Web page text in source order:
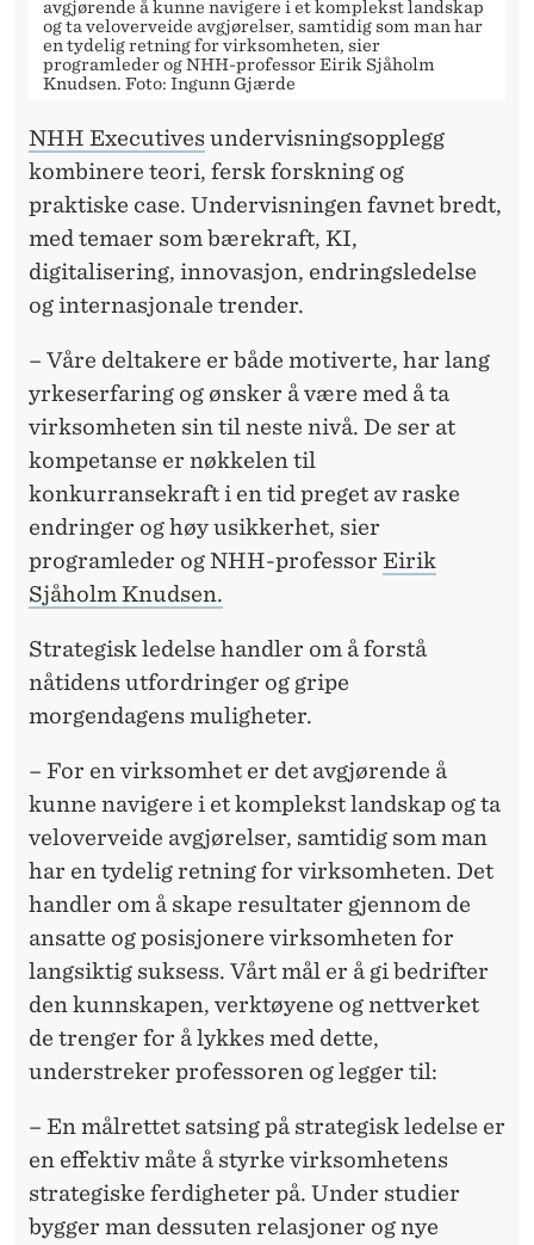
avgjørende å kunne navigere i et komplekst landskap
og ta veloverveide avgjørelser, samtidig som man har
en tydelig retning for virksomheten, sier
programleder og NHH-professor Eirik Sjåholm
Knudsen. Foto: Ingunn Gjærde
NHH Executivesundervisningsopplegg
kombinere teori, fersk forskning og
praktiske case. Undervisningen favnet bredt,
med temaer som bærekraft, KI,
digitalisering, innovasjon, endringsledelse
og internasjonale trender.
– Våre deltakere er både motiverte, har lang
yrkeserfaring og ønsker å være med å ta
virksomheten sin til neste nivå. De ser at
kompetanse er nøkkelen til
konkurransekraft i en tid preget av raske
endringer og høy usikkerhet, sier
programleder og NHH-professor Eirik
Sjåholm Knudsen.
Strategisk ledelse handler om å forstå
nåtidens utfordringer og gripe
morgendagens muligheter.
– For en virksomhet er det avgjørende å
kunne navigere i et komplekst landskap og ta
veloverveide avgjørelser, samtidig som man
har en tydelig retning for virksomheten. Det
handler om å skape resultater gjennom de
ansatte og posisjonere virksomheten for
langsiktig suksess. Vårt mål er å gi bedrifter
den kunnskapen, verktøyene og nettverket
de trenger for å lykkes med dette,
understreker professoren og legger til:
– En målrettet satsing på strategisk ledelse er
en effektiv måte å styrke virksomhetens
strategiske ferdigheter på. Under studier
bygger man dessuten relasjoner og nye